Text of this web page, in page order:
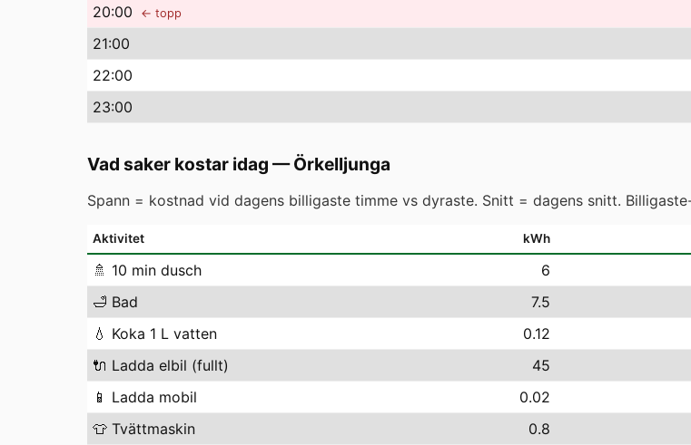
20:00 ← topp
21:00
22:00
23:00
Vad saker kostar idag —Örkelljunga
Spann = kostnad vid dagens billigaste timme vs dyraste. Snitt = dagens snitt.
Aktivitet kWh
🚿 10 min dusch 6
🛁 Bad 7.5
💧 Koka 1 L vatten 0.12
🔌 Ladda elbil (fullt) 45
📱 Ladda mobil 0.02
👕 Tvättmaskin 0.8